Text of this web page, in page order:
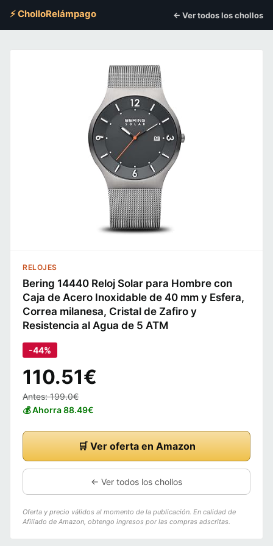
⚡ CholloRelámpago ← Ver todos los chollos
RELOJES
Bering 14440 Reloj Solar para Hombre con
Caja de Acero Inoxidable de 40 mm y Esfera,
Correa milanesa, Cristal de Zafiro y
Resistencia al Agua de 5 ATM
-44%
110.51€
Antes: 199.0€
💰 Ahorra 88.49€
🛒 Ver oferta en Amazon
← Ver todos los chollos
Oferta y precio válidos al momento de la publicación. En calidad de
Afiliado de Amazon, obtengo ingresos por las compras adscritas.